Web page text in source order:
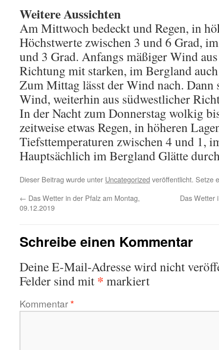
Weitere Aussichten
Am Mittwoch bedeckt und Regen, in
Höchstwerte zwischen 3 und 6 Grad,
und 3 Grad. Anfangs mäßiger Wind
Richtung mit starken, im Bergland
Zum Mittag lässt der Wind nach. Dann
Wind, weiterhin aus südwestlicher
In der Nacht zum Donnerstag wolkig
zeitweise etwas Regen, in höheren
Tiefsttemperaturen zwischen 4 und 1,
Hauptsächlich im Bergland Glätte
Dieser Beitrag wurde unter Uncategorized veröffentlicht. Setze
← Das Wetter in der Pfalz am Montag,
09.12.2019
Das Wetter
Schreibe einen Kommentar
Deine E-Mail-Adresse wird nicht
Felder sind mit * markiert
Kommentar*